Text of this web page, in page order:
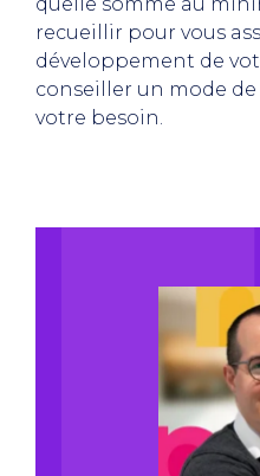
recueillir pour vous
développement de
conseiller un mode
votre besoin.